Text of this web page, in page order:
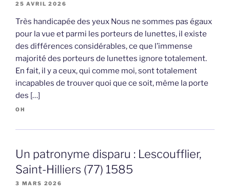
25 AVRIL 2026
Très handicapée des yeux Nous ne sommes pas égaux
pour la vue et parmi les porteurs de lunettes, il existe
des différences considérables, ce que l’immense
majorité des porteurs de lunettes ignore totalement.
En fait, il y a ceux, qui comme moi, sont totalement
incapables de trouver quoi que ce soit, même la porte
des […]
OH
Un patronyme disparu : Lescoufflier,
Saint-Hilliers (77) 1585
3 MARS 2026